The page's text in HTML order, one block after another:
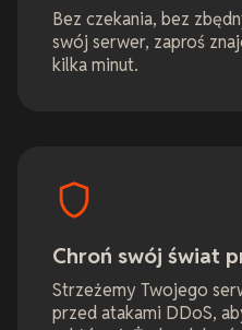
Bez czekania, bez
swój serwer, zaproś
kilka minut.
Chroń swój świat
Strzeżemy Twojego
przed atakami DDoS,